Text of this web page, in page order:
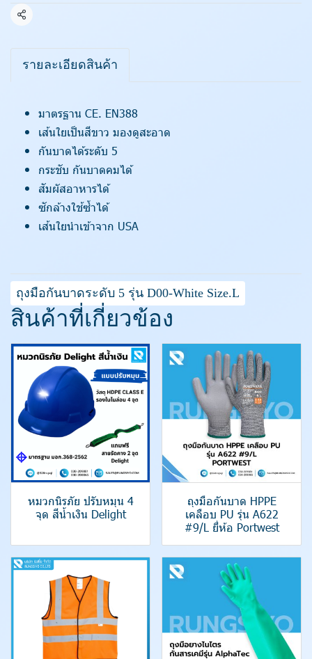
แชร์
รายละเอียดสินค้า
มาตรฐาน CE. EN388
เส้นใยเป็นสีขาว มองดูสะอาด
กันบาดได้ระดับ 5
กระชับ กันบาดคมได้
สัมผัสอาหารได้
ซักล้างใช้ซ้ำได้
เส้นใยนำเข้าจาก USA
ถุงมือกันบาดระดับ 5 รุ่น D00-White Size.L
สินค้าที่เกี่ยวข้อง
หมวกนิรภัย ปรับหมุน 4
จุด สีน้ำเงิน Delight
ถุงมือกันบาด HPPE
เคลือบ PU รุ่น A622
#9/L ยี่ห้อ Portwest